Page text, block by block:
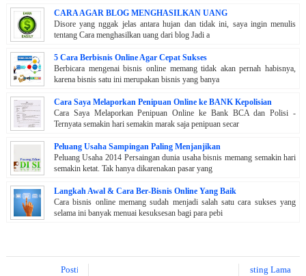
CARA AGAR BLOG MENGHASILKAN UANG
Disore yang nggak jelas antara hujan dan tidak ini, saya ingin menulis
tentang Cara menghasilkan uang dari blog Jadi a
5 Cara Berbisnis Online Agar Cepat Sukses
Berbicara mengenai bisnis online memang tidak akan pernah habisnya,
karena bisnis satu ini merupakan bisnis yang banya
Cara Saya Melaporkan Penipuan Online ke BANK Kepolisian
Cara Saya Melaporkan Penipuan Online ke Bank BCA dan Polisi -
Ternyata semakin hari semakin marak saja penipuan secar
Peluang Usaha Sampingan Paling Menjanjikan
Peluang Usaha 2014 Persaingan dunia usaha bisnis memang semakin hari
semakin ketat. Tak hanya dikarenakan pasar yang
Langkah Awal & Cara Ber-Bisnis Online Yang Baik
Cara bisnis online memang sudah menjadi salah satu cara sukses yang
selama ini banyak menuai kesuksesan bagi para pebi
Posting Lebih Baru Posting Lama